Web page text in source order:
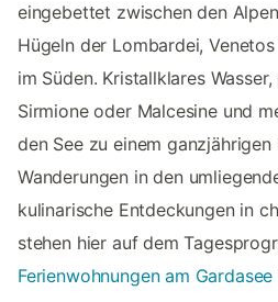
eingebettet zwischen den
Hügeln der Lombardei,
im Süden. Kristallklares
Sirmione oder Malcesine und
den See zu einem ganzjährigen
Wanderungen in den
kulinarische Entdeckungen in
stehen hier auf dem
Ferienwohnungen am Gardasee